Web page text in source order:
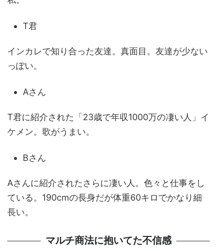
T君
インカレで知り合った友達。真面目。友達が少ない
っぽい。
Aさん
T君に紹介された「23歳で年収1000万の凄い人」イ
ケメン。歌がうまい。
Bさん
Aさんに紹介されたさらに凄い人。色々と仕事をし
ている。190cmの長身だが体重60キロでかなり細
長い。
マルチ商法に抱いてた不信感